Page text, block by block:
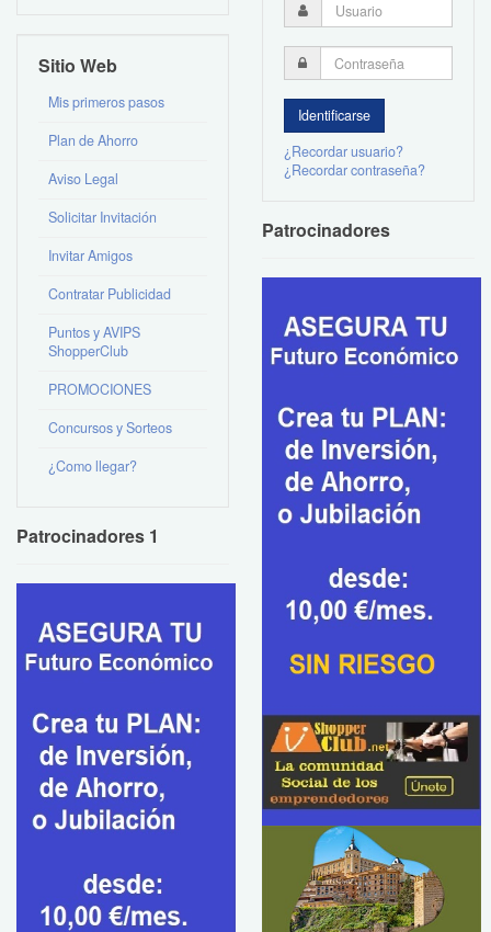
Sitio Web
Mis primeros pasos
Plan de Ahorro
Aviso Legal
Solicitar Invitación
Invitar Amigos
Contratar Publicidad
Puntos y AVIPS
ShopperClub
PROMOCIONES
Concursos y Sorteos
¿Como llegar?
Patrocinadores 1
¿Recordar usuario?
¿Recordar contraseña?
Patrocinadores